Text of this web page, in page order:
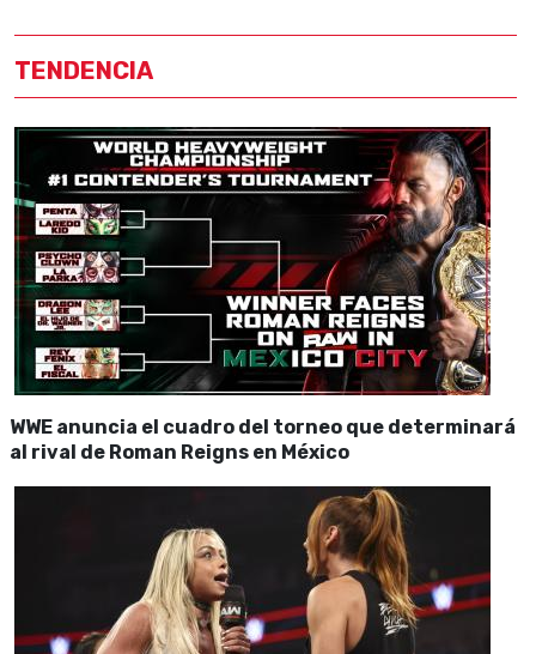
TENDENCIA
WWE anuncia el cuadro del torneo que determinará
al rival de Roman Reigns en México